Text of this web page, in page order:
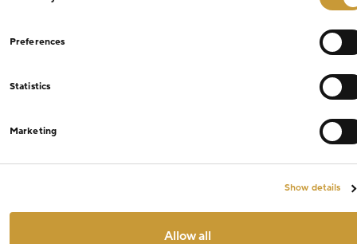
Selection
Preferences
Statistics
Marketing
Show details
Allow all